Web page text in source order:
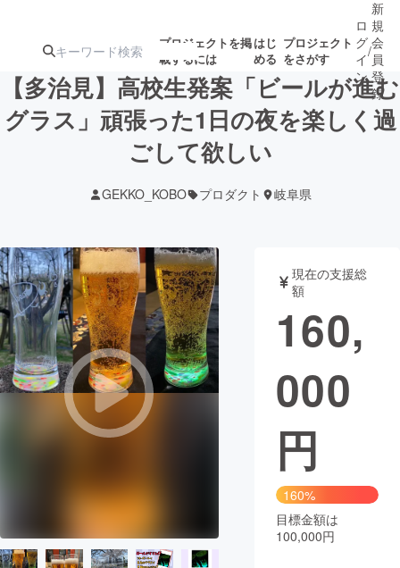
プロジェクトを掲
載するには
はじ
める
プロジェクト
をさがす
注目の新着プロ募集終了が近いプ
テクノロジー・ガジェット
映像・映画 書籍・雑誌
ビジネス・起業 チャレンジ
まちづくり・地域活性化
CAMPFIRE for Social Good
CAMPFIRE Creation
コミュニティ
ロ
グ
イ
ン
/
新
規
会
員
登
録
【多治見】高校生発案「ビールが進む
グラス」頑張った1日の夜を楽しく過
ごして欲しい
GEKKO_KOBO プロダクト 岐阜県
現在の支援総
額
160,
000
円
160%
目標金額は
100,000円